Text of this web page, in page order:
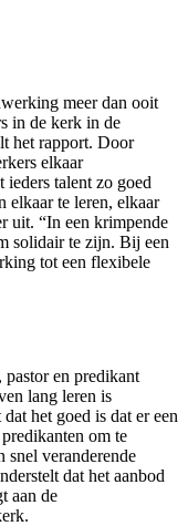
meer dan ooit
in de kerk in de
het rapport. Door
elkaar
ieders talent zo goed
elkaar te leren, elkaar
uit. “In een krimpende
solidair te zijn. Bij een
tot een flexibele
en predikant
lang leren is
het goed is dat er een
om te
snel veranderende
dat het aanbod
aan de